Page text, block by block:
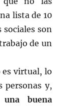
lista de 10
sociales son
de un
es virtual, lo
personas y,
buena